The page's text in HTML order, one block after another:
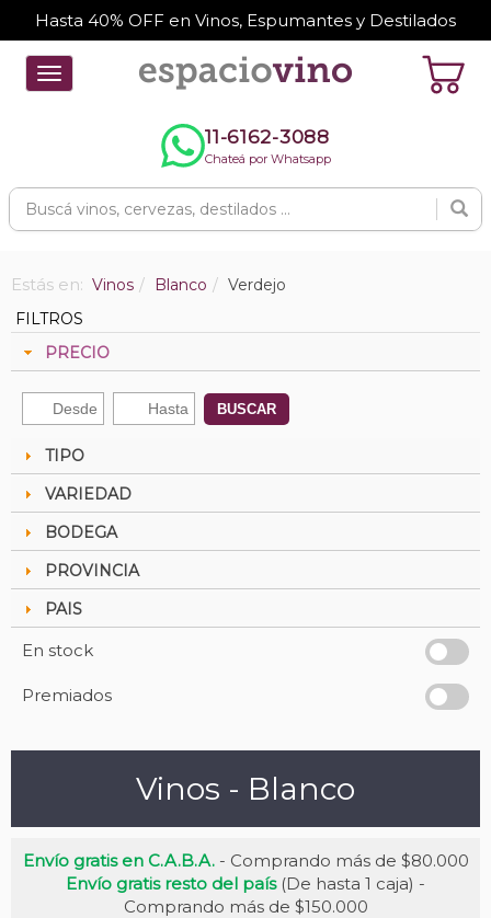
Hasta 40% OFF en Vinos, Espumantes y Destilados
Toggle
navigation
11-6162-3088
Chateá por Whatsapp
Estás en: Vinos Blanco
Verdejo
FILTROS
PRECIO
BUSCAR
TIPO
VARIEDAD
BODEGA
PROVINCIA
PAIS
En stock
Premiados
Vinos - Blanco
Envío gratis en C.A.B.A.- Comprando más de $80.000
Envío gratis resto del país(De hasta 1 caja) -
Comprando más de $150.000